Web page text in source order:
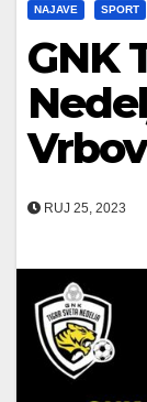
NAJAVE SPORT
GNK
RUJ 25, 2023